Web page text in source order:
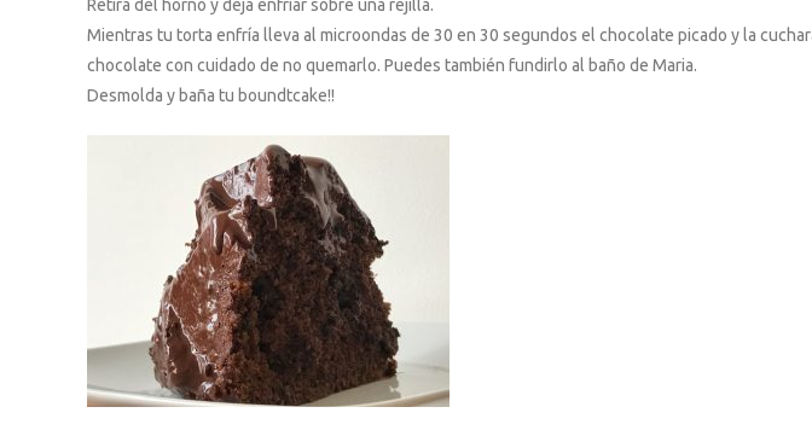
Retira del horno y deja enfriar sobre una rejilla.
Mientras tu torta enfría lleva al microondas de 30 en 30 segundos el chocolate picado y la
chocolate con cuidado de no quemarlo. Puedes también fundirlo al baño de Maria.
Desmolda y baña tu boundtcake!!